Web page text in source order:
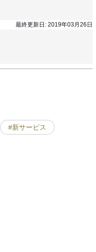
最終更新日: 2019年03月26日
#新サービス